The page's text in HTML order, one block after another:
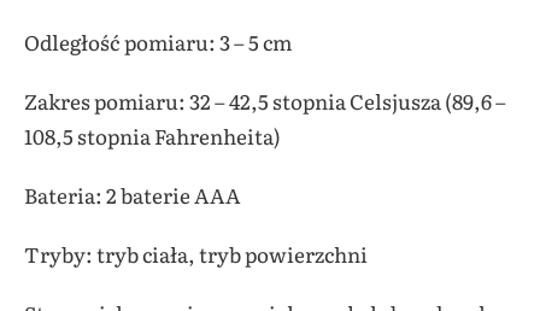
Odległość pomiaru: 3 – 5 cm
Zakres pomiaru: 32 – 42,5 stopnia Celsjusza (89,6 –
108,5 stopnia Fahrenheita)
Bateria: 2 baterie AAA
Tryby: tryb ciała, tryb powierzchni